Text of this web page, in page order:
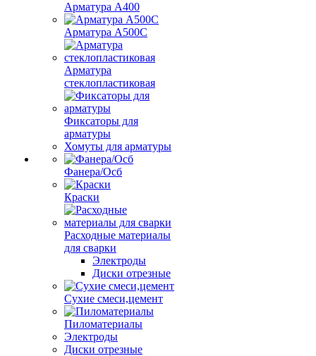
Арматура А400
Арматура A500C
Арматура
стеклопластиковая
Фиксаторы для
арматуры
Хомуты для арматуры
Фанера/Осб
Краски
Расходные материалы
для сварки
Электроды
Диски отрезные
Сухие смеси,цемент
Пиломатериалы
Электроды
Диски отрезные